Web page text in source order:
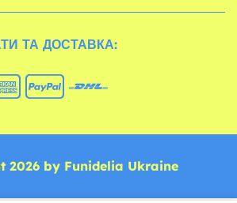
ТА ДОСТАВКА:
2026 by Funidelia Ukraine